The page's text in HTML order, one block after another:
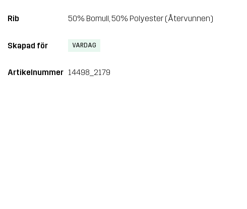
Rib 50% Bomull, 50% Polyester (Återvunnen)
Skapad för VARDAG
Artikelnummer 14498_2179